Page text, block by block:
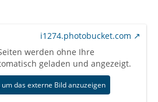
i1274.photobucket.com
werden ohne Ihre
geladen und angezeigt.
um das externe Bild anzuzeigen